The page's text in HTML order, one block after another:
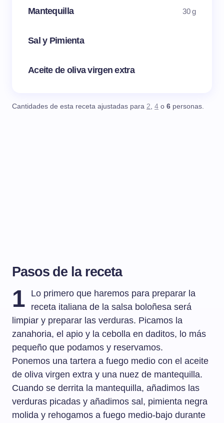
Mantequilla 30 g
Sal y Pimienta
Aceite de oliva virgen extra
Cantidades de esta receta ajustadas para 2, 4 o 6 personas.
Pasos de la receta
1
Lo primero que haremos para preparar la
receta italiana de la salsa boloñesa será
limpiar y preparar las verduras. Picamos la
zanahoria, el apio y la cebolla en daditos, lo más
pequeño que podamos y reservamos.
Ponemos una tartera a fuego medio con el aceite
de oliva virgen extra y una nuez de mantequilla.
Cuando se derrita la mantequilla, añadimos las
verduras picadas y añadimos sal, pimienta negra
molida y rehogamos a fuego medio-bajo durante